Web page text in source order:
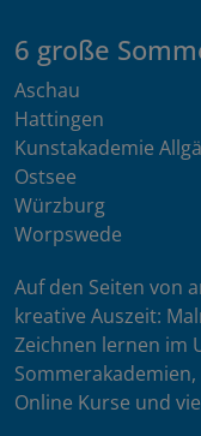
6 große
Aschau
Hattingen
Kunstakademie
Ostsee
Würzburg
Worpswede
Auf den Seiten von
kreative Auszeit:
Zeichnen lernen im
Online Kurse und